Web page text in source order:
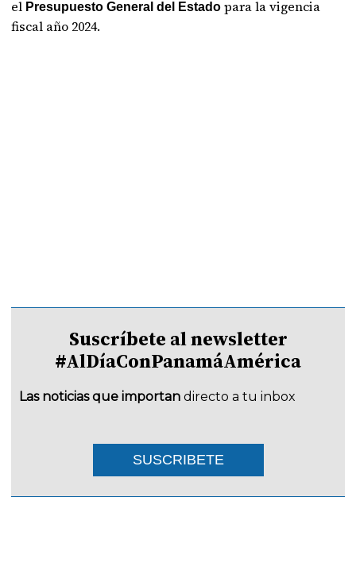
el Presupuesto General del Estadopara la vigencia
fiscal año 2024.
Suscríbete al newsletter
#AlDíaConPanamáAmérica
Las noticias que importan directo a tu inbox
SUSCRIBETE